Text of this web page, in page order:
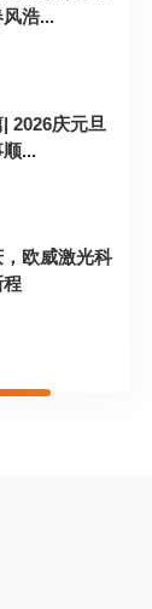
浩...
2026庆元旦
...
欧威激光科
程